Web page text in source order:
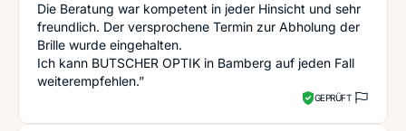
Die Beratung war kompetent in jeder Hinsicht und sehr
freundlich. Der versprochene Termin zur Abholung der
Brille wurde eingehalten.
Ich kann BUTSCHER OPTIK in Bamberg auf jeden Fall
weiterempfehlen.”
GEPRÜFT